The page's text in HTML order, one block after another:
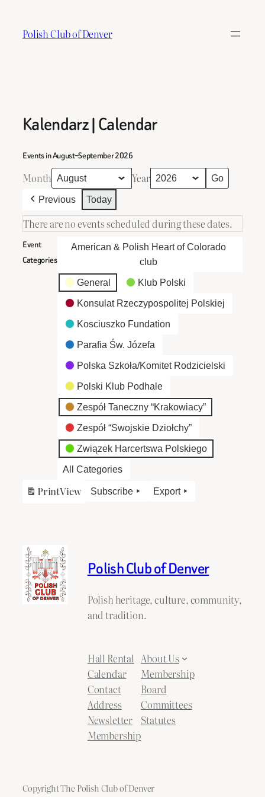
content
Polish Club of Denver
Kalendarz | Calendar
Events in August–September 2026
Month Year
Previous Today
There are no events scheduled during these dates.
Event
Categories
American & Polish Heart of Colorado
club
General Klub Polski
Konsulat Rzeczypospolitej Polskiej
Kosciuszko Fundation
Parafia Św. Józefa
Polska Szkoła/Komitet Rodzicielski
Polski Klub Podhale
Zespół Taneczny “Krakowiacy”
Zespół “Swojskie Dziołchy”
Związek Harcertswa Polskiego
All Categories
PrintView Subscribe Export
Polish Club of Denver
Polish heritage, culture, community,
and tradition.
Hall Rental
Calendar
Contact
Address
Newsletter
Membership
About Us
Membership
Board
Committees
Statutes
Copyright The Polish Club of Denver